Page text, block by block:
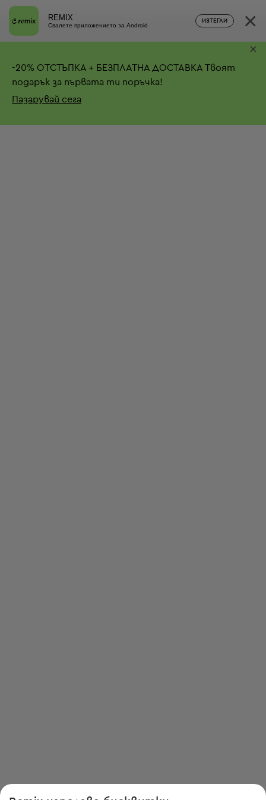
REMIX
Свалете приложението за Android
ИЗТЕГЛИ ×
-20% ОТСТЪПКА + БЕЗПЛАТНА ДОСТАВКА Твоят
подарък за първата ти поръчка!
Пазарувай сега
×